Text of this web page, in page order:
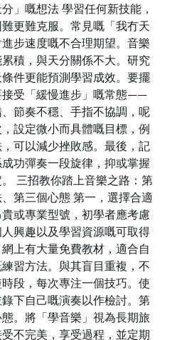
」嘅想法 學習任何新技能，
更難克服。常見嘅「我冇天
步速度嘅不合理期望。音樂
積，與天分關係不大。研究
件更能預測學習成效。要擺
接受「緩慢進步」嘅常態——
節奏不穩、手指不協調，呢
設定微小而具體嘅目標，例
可以減少挫敗感。最後，記
功彈奏一段旋律，抑或掌握
三招教你踏上音樂之路：第
第三個心態 第一，選擇合適
或專業型號，初學者應考慮
興趣以及學習資源嘅可取得
上有大量免費教材，適合自
習方法。與其盲目重複，不
段，每次專注一個技巧。使
下自己嘅演奏以作檢討。第
。將「學音樂」視為長期旅
不完美，享受過程，並定期